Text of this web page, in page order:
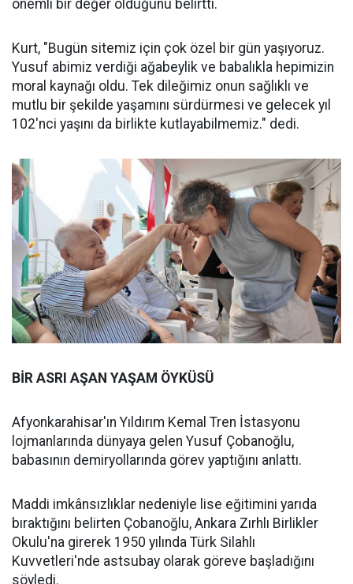
önemli bir değer olduğunu belirtti.
Kurt, "Bugün sitemiz için çok özel bir gün yaşıyoruz.
Yusuf abimiz verdiği ağabeylik ve babalıkla hepimizin
moral kaynağı oldu. Tek dileğimiz onun sağlıklı ve
mutlu bir şekilde yaşamını sürdürmesi ve gelecek yıl
102'nci yaşını da birlikte kutlayabilmemiz." dedi.
BİR ASRI AŞAN YAŞAM ÖYKÜSÜ
Afyonkarahisar'ın Yıldırım Kemal Tren İstasyonu
lojmanlarında dünyaya gelen Yusuf Çobanoğlu,
babasının demiryollarında görev yaptığını anlattı.
Maddi imkânsızlıklar nedeniyle lise eğitimini yarıda
bıraktığını belirten Çobanoğlu, Ankara Zırhlı Birlikler
Okulu'na girerek 1950 yılında Türk Silahlı
Kuvvetleri'nde astsubay olarak göreve başladığını
söyledi.